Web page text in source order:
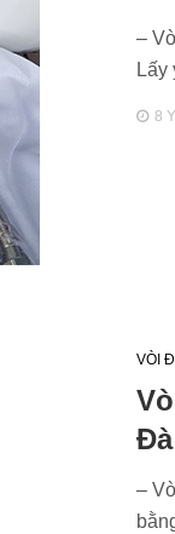
–
8
VÒI
–